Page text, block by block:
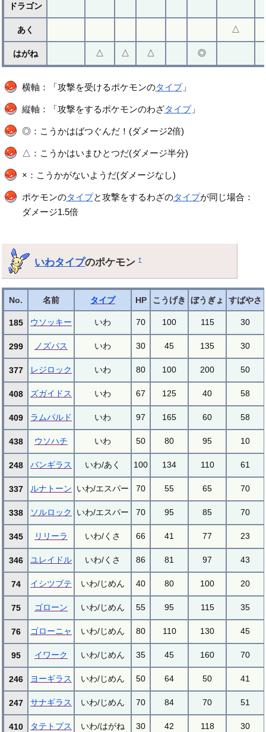
ドラゴン
あく △
はがね △ △ △ ◎
横軸：「攻撃を受けるポケモンのタイプ」
縦軸：「攻撃をするポケモンのわざタイプ」
◎：こうかはばつぐんだ！(ダメージ2倍)
△：こうかはいまひとつだ(ダメージ半分)
×：こうかがないようだ(ダメージなし)
ポケモンのタイプと攻撃をするわざのタイプが同じ場合：
ダメージ1.5倍
いわタイプのポケモン†
No. 名前 タイプ HP こうげき ぼうぎょ すばやさ
185 ウソッキー いわ 70 100 115 30
299 ノズパス いわ 30 45 135 30
377 レジロック いわ 80 100 200 50
408 ズガイドス いわ 67 125 40 58
409 ラムパルド いわ 97 165 60 58
438 ウソハチ いわ 50 80 95 10
248 バンギラス いわ/あく 100 134 110 61
337 ルナトーン いわ/エスパー 70 55 65 70
338 ソルロック いわ/エスパー 70 95 85 70
345 リリーラ いわ/くさ 66 41 77 23
346 ユレイドル いわ/くさ 86 81 97 43
74 イシツブテ いわ/じめん 40 80 100 20
75 ゴローン いわ/じめん 55 95 115 35
76 ゴローニャ いわ/じめん 80 110 130 45
95 イワーク いわ/じめん 35 45 160 70
246 ヨーギラス いわ/じめん 50 64 50 41
247 サナギラス いわ/じめん 70 84 70 51
410 タテトプス いわ/はがね 30 42 118 30